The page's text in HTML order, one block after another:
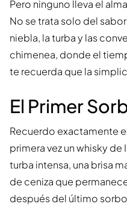
Pero ninguno lleva el
No se trata solo del
niebla, la turba y las
chimenea, donde el
te recuerda que la
El Primer
Recuerdo exactamente
primera vez un whisky de
turba intensa, una brisa
de ceniza que
después del último